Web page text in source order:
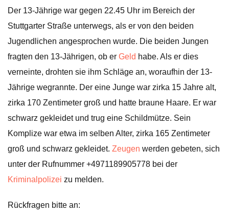
Der 13-Jährige war gegen 22.45 Uhr im Bereich der
Stuttgarter Straße unterwegs, als er von den beiden
Jugendlichen angesprochen wurde. Die beiden Jungen
fragten den 13-Jährigen, ob er Geld habe. Als er dies
verneinte, drohten sie ihm Schläge an, woraufhin der 13-
Jährige wegrannte. Der eine Junge war zirka 15 Jahre alt,
zirka 170 Zentimeter groß und hatte braune Haare. Er war
schwarz gekleidet und trug eine Schildmütze. Sein
Komplize war etwa im selben Alter, zirka 165 Zentimeter
groß und schwarz gekleidet. Zeugen werden gebeten, sich
unter der Rufnummer +4971189905778 bei der
Kriminalpolizei zu melden.
Rückfragen bitte an: